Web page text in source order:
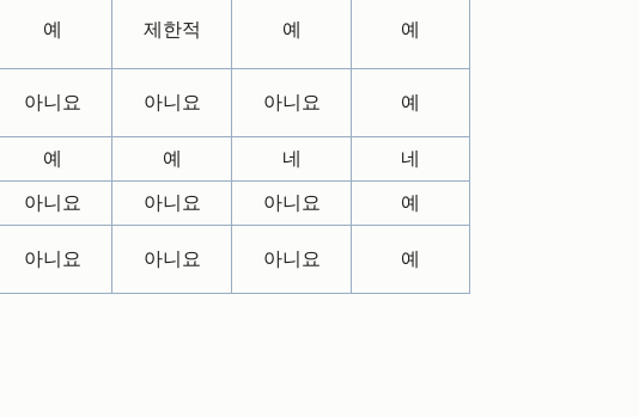
예 제한적 예 예
아니요 아니요 아니요 예
예 예 네
네
아니요 아니요 아니요
예
아니요 아니요 아니요 예